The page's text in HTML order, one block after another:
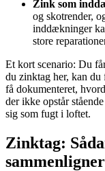
Zink som
og skotrender,
inddækninger
store
Et kort scenario: Du
du zinktag her, kan du
få dokumenteret,
der ikke opstår
sig som fugt i loftet.
Zinktag: